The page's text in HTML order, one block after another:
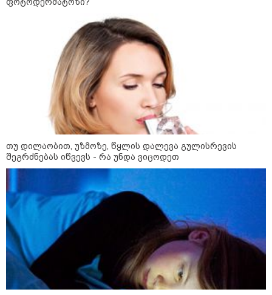
რა უნდა გავაკეთოთ პირველ
რიგში შუქის გამორთვისას: 5
მნიშვნელოვანი ნაბიჯი
1-დღიანი ტურები თბილისიდან:
სად წავიდეთ დილით და
დავბრუნდეთ საღამოს?
მსოფლიო
თუ დილაობით, უზმოზე, წყლის დალევა გულისრევის
შეგრძნებას იწვევს - რა უნდა ვიცოდეთ